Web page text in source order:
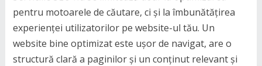
pentru motoarele de căutare, ci și la îmbunătățirea
experienței utilizatorilor pe website-ul tău. Un
website bine optimizat este ușor de navigat, are o
structură clară a paginilor și un conținut relevant și